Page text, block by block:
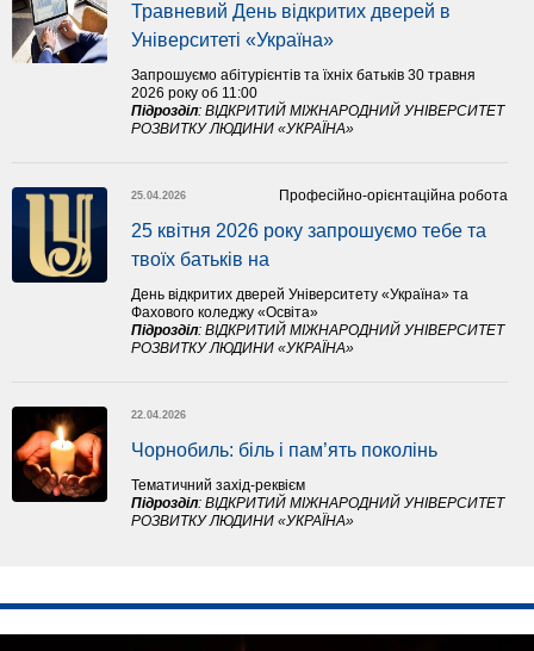
Травневий День відкритих дверей в
Університеті «Україна»
Запрошуємо абітурієнтів та їхніх батьків 30 травня
2026 року об 11:00
Підрозділ: ВІДКРИТИЙ МІЖНАРОДНИЙ УНІВЕРСИТЕТ
РОЗВИТКУ ЛЮДИНИ «УКРАЇНА»
Професійно-орієнтаційна робота
25.04.2026
25 квітня 2026 року запрошуємо тебе та
твоїх батьків на
День відкритих дверей Університету «Україна» та
Фахового коледжу «Освіта»
Підрозділ: ВІДКРИТИЙ МІЖНАРОДНИЙ УНІВЕРСИТЕТ
РОЗВИТКУ ЛЮДИНИ «УКРАЇНА»
22.04.2026
Чорнобиль: біль і пам’ять поколінь
Тематичний захід-реквієм
Підрозділ: ВІДКРИТИЙ МІЖНАРОДНИЙ УНІВЕРСИТЕТ
РОЗВИТКУ ЛЮДИНИ «УКРАЇНА»